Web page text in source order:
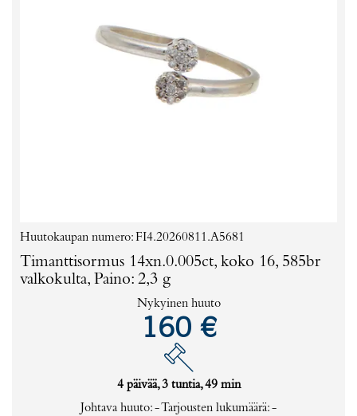
Huutokaupan numero: FI4.20260811.A5681
Timanttisormus 14xn.0.005ct, koko 16, 585br
valkokulta, Paino: 2,3 g
Nykyinen huuto
160 €
4 päivää, 3 tuntia, 49 min
Johtava huuto:-Tarjousten lukumäärä:-